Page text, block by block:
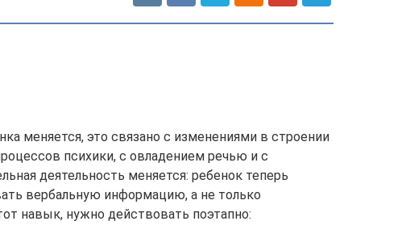
меняется, это связано с изменениями в строении
психики, с овладением речью и с
деятельность меняется: ребенок теперь
вербальную информацию, а не только
навык, нужно действовать поэтапно: